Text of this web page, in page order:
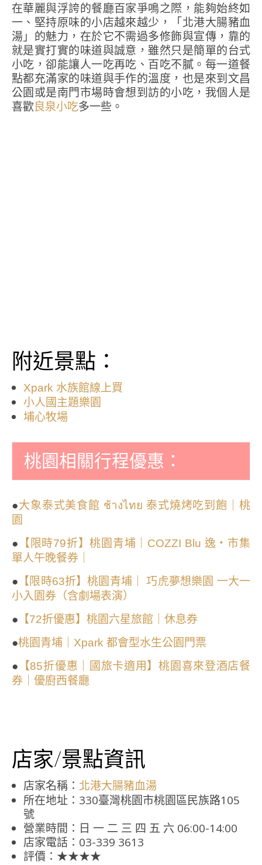
在華麗與浮誇的餐廳百家爭鳴之際，能夠始終如
一、堅持原味的小店越來越少，「北港大腸豬血
湯」的魅力，在於它不需過多修飾與宣傳，靠的
就是實打實的味道與誠意，雖然只是簡單的台式
小吃，卻能讓人一吃再吃、百吃不膩。每一道餐
點都充滿家的味道與手作的溫度，也是來到文昌
公園或是南門市場時會想到訪的小吃，我個人是
喜歡 良泉小吃多一些。
附近景點：
Xpark 水族館線上買
小人國主題樂園
埔心牧場
桃園相關行程優惠：
●大象泰式美食館 ช้างไทย 泰式燒烤吃到飽｜桃
園
● 【限時79折】桃園青埔｜COZZI Blu 逸・市集
單人午晚餐券｜
● 【限時63折】桃園青埔｜ 巧虎夢想樂園 一大一
小入園券（含劇場表演）
● 【72折優惠】桃園六星旅館｜休息券
●桃園青埔｜Xpark 都會型水生公園門票
● 【85折優惠｜國旅卡適用】桃園喜來登酒店餐
券｜優廚西餐廳
店家/景點資訊
店家名稱： 北港大腸豬血湯
所在地址：330臺灣桃園市桃園區民族路105
號
營業時間：日 一 二 三 四 五 六 06:00-14:00
店家電話：03-339 3613
評價：★★★★